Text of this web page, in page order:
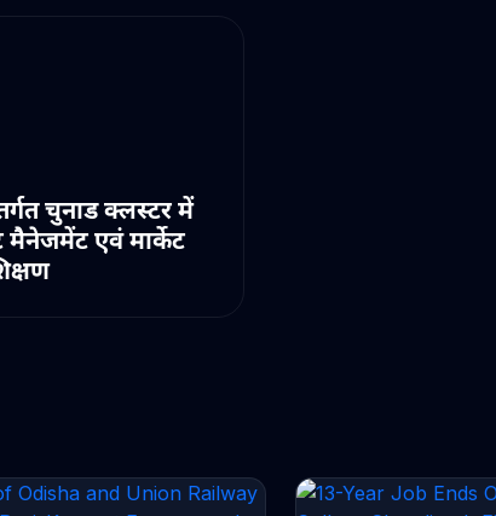
चुनाड क्लस्टर में
मैनेजमेंट एवं मार्केट